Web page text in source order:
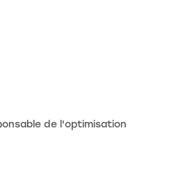
de l'optimisation